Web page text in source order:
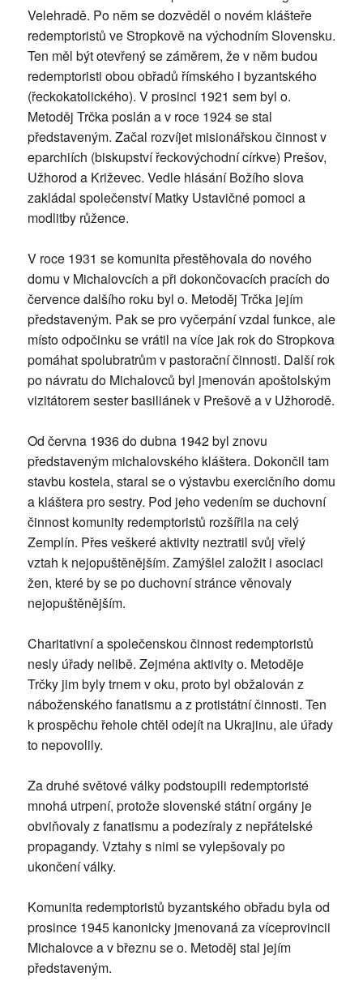
Velehradě. Po něm se dozvěděl o novém klášteře
redemptoristů ve Stropkově na východním Slovensku.
Ten měl být otevřený se záměrem, že v něm budou
redemptoristi obou obřadů římského i byzantského
(řeckokatolického). V prosinci 1921 sem byl o.
Metoděj Trčka poslán a v roce 1924 se stal
představeným. Začal rozvíjet misionářskou činnost v
eparchiích (biskupství řeckovýchodní církve) Prešov,
Užhorod a Križevec. Vedle hlásání Božího slova
zakládal společenství Matky Ustavičné pomoci a
modlitby růžence.
V roce 1931 se komunita přestěhovala do nového
domu v Michalovcích a při dokončovacích pracích do
července dalšího roku byl o. Metoděj Trčka jejím
představeným. Pak se pro vyčerpání vzdal funkce, ale
místo odpočinku se vrátil na více jak rok do Stropkova
pomáhat spolubratrům v pastorační činnosti. Další rok
po návratu do Michalovců byl jmenován apoštolským
vizitátorem sester basiliánek v Prešově a v Užhorodě.
Od června 1936 do dubna 1942 byl znovu
představeným michalovského kláštera. Dokončil tam
stavbu kostela, staral se o výstavbu exercičního domu
a kláštera pro sestry. Pod jeho vedením se duchovní
činnost komunity redemptoristů rozšířila na celý
Zemplín. Přes veškeré aktivity neztratil svůj vřelý
vztah k nejopuštěnějším. Zamýšlel založit i asociaci
žen, které by se po duchovní stránce věnovaly
nejopuštěnějším.
Charitativní a společenskou činnost redemptoristů
nesly úřady nelibě. Zejména aktivity o. Metoděje
Trčky jim byly trnem v oku, proto byl obžalován z
náboženského fanatismu a z protistátní činnosti. Ten
k prospěchu řehole chtěl odejít na Ukrajinu, ale úřady
to nepovolily.
Za druhé světové války podstoupili redemptoristé
mnohá utrpení, protože slovenské státní orgány je
obviňovaly z fanatismu a podezíraly z nepřátelské
propagandy. Vztahy s nimi se vylepšovaly po
ukončení války.
Komunita redemptoristů byzantského obřadu byla od
prosince 1945 kanonicky jmenovaná za víceprovincii
Michalovce a v březnu se o. Metoděj stal jejím
představeným.